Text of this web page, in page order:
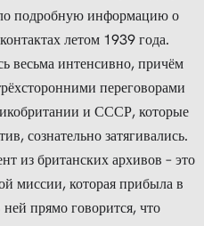
подробную информацию о
летом 1939 года.
весьма интенсивно, причём
переговорами
и СССР, которые
сознательно затягивались.
из британских архивов – это
миссии, которая прибыла в
прямо говорится, что